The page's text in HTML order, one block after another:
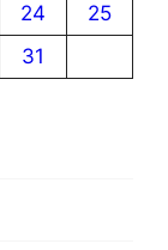
24
25
31